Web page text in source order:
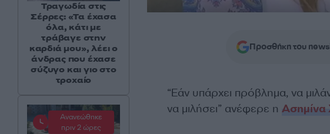
Προσθήκη του
“Εάν υπάρχει πρόβλημα, να
να μιλήσει” ανέφερε η Ασημίνα
Τραγωδία στις
Σέρρες: «Τα έχασα
όλα, κάτι με
τράβαγε στην
καρδιά μου», λέει ο
άνδρας που έχασε
σύζυγο και γιο στο
τροχαίο
Ανανεώθηκε
πριν 2 ώρες